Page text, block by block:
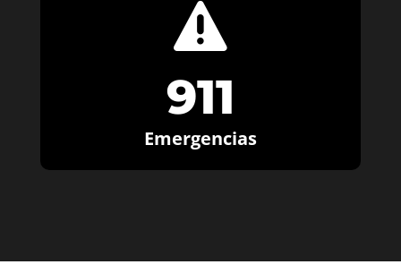

911
Emergencias